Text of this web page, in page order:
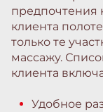
предпочтения
клиента
только те
массажу.
клиента
Удобное